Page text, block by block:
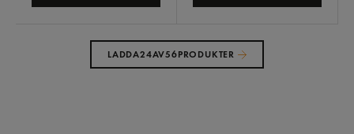
LADDA24AV56PRODUKTER